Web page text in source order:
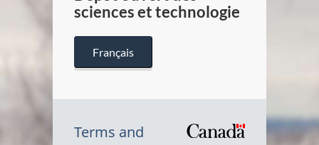
sciences et technologie
Français
Terms and